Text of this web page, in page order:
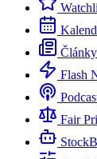
Články
Flash
Fair